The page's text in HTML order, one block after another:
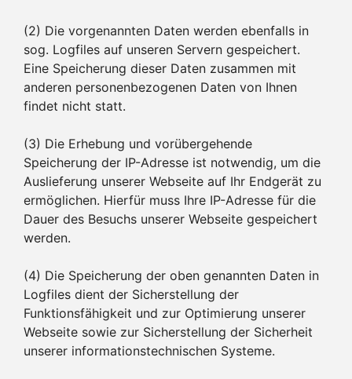
(2) Die vorgenannten Daten werden ebenfalls in
sog. Logfiles auf unseren Servern gespeichert.
Eine Speicherung dieser Daten zusammen mit
anderen personenbezogenen Daten von Ihnen
findet nicht statt.
(3) Die Erhebung und vorübergehende
Speicherung der IP-Adresse ist notwendig, um die
Auslieferung unserer Webseite auf Ihr Endgerät zu
ermöglichen. Hierfür muss Ihre IP-Adresse für die
Dauer des Besuchs unserer Webseite gespeichert
werden.
(4) Die Speicherung der oben genannten Daten in
Logfiles dient der Sicherstellung der
Funktionsfähigkeit und zur Optimierung unserer
Webseite sowie zur Sicherstellung der Sicherheit
unserer informationstechnischen Systeme.